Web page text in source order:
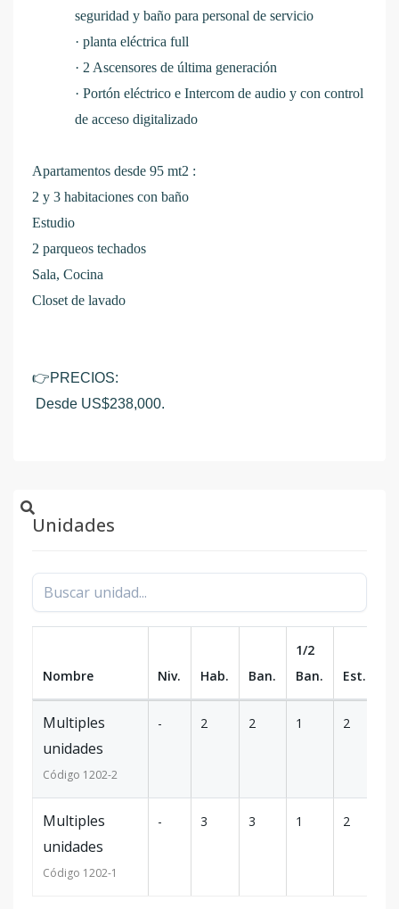
seguridad y baño para personal de servicio
· planta eléctrica full
· 2 Ascensores de última generación
· Portón eléctrico e Intercom de audio y con control
de acceso digitalizado
Apartamentos desde 95 mt2 :
2 y 3 habitaciones con baño
Estudio
2 parqueos techados
Sala, Cocina
Closet de lavado
👉PRECIOS:
Desde US$238,000.
Unidades
Nombre Niv. Hab. Ban.
1/2
Ban.
Est.
Multiples
unidades
Código 1202-2
- 2 2 1 2
Multiples
unidades
Código 1202-1
- 3 3 1 2